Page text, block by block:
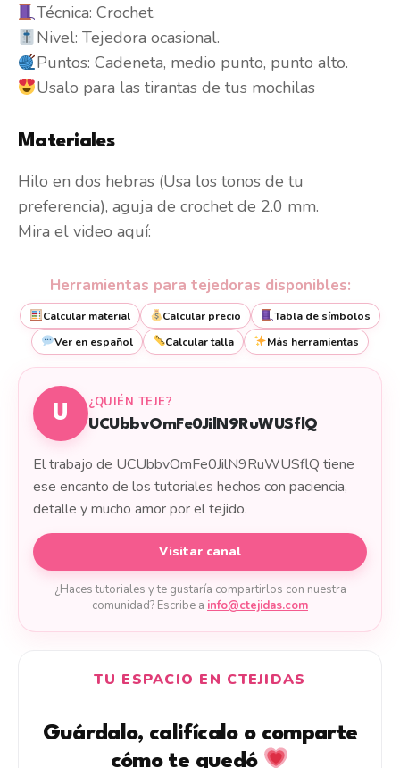
Técnica: Crochet.
Nivel: Tejedora ocasional.
Puntos: Cadeneta, medio punto, punto alto.
Usalo para las tirantas de tus mochilas
Materiales
Hilo en dos hebras (Usa los tonos de tu
preferencia), aguja de crochet de 2.0 mm.
Mira el video aquí:
Herramientas para tejedoras disponibles:
Calcular material Calcular precio
Tabla de símbolos
Ver en español
Calcular talla Más herramientas
U
¿QUIÉN TEJE?
UCUbbvOmFe0JilN9RuWUSflQ
El trabajo de UCUbbvOmFe0JilN9RuWUSflQ tiene
ese encanto de los tutoriales hechos con paciencia,
detalle y mucho amor por el tejido.
Visitar canal
¿Haces tutoriales y te gustaría compartirlos con nuestra
comunidad? Escribe a info@ctejidas.com
TU ESPACIO EN CTEJIDAS
Guárdalo, califícalo o comparte
cómo te quedó